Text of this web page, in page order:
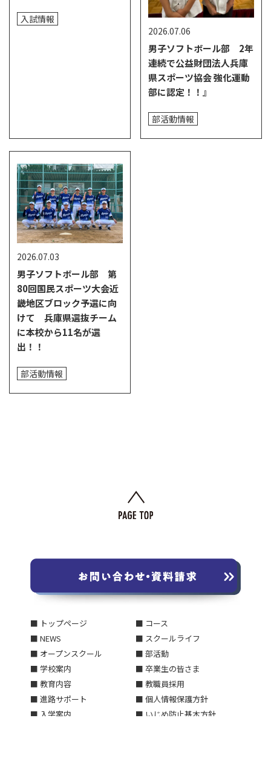
入試情報
2026.07.06
男子ソフトボール部 2年
連続で公益財団法人兵庫
県スポーツ協会 強化運動
部に認定！！』
部活動情報
2026.07.03
男子ソフトボール部 第
80回国民スポーツ大会近
畿地区ブロック予選に向
けて 兵庫県選抜チーム
に本校から11名が選
出！！
部活動情報
■ トップページ
■ NEWS
■ オープンスクール
■ 学校案内
■ 教育内容
■ 進路サポート
■ 入学案内
■ コース
■ スクールライフ
■ 部活動
■ 卒業生の皆さま
■ 教職員採用
■ 個人情報保護方針
■ いじめ防止基本方針